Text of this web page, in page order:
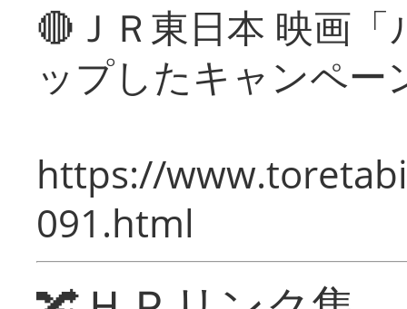
🔴ＪＲ東日本 映画
ップしたキャンペー
https://
091.html